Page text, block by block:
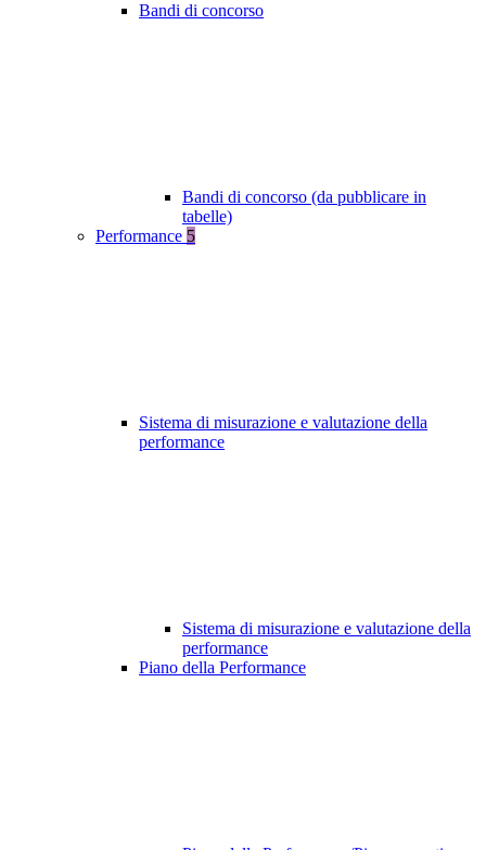
Bandi di concorso
Bandi di concorso (da pubblicare in
tabelle)
Performance 5
Sistema di misurazione e valutazione della
performance
Sistema di misurazione e valutazione della
performance
Piano della Performance